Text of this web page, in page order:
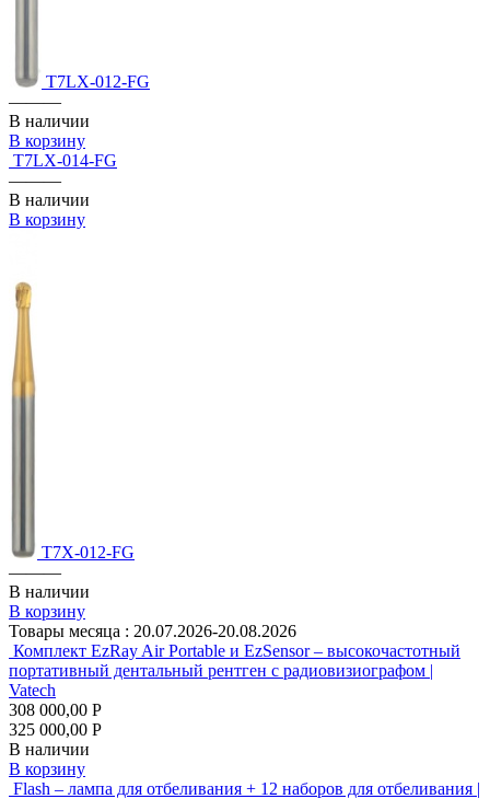
T7LX-012-FG
———
В наличии
В корзину
T7LX-014-FG
———
В наличии
В корзину
T7X-012-FG
———
В наличии
В корзину
Товары месяца : 20.07.2026-20.08.2026
Комплект EzRay Air Portable и EzSensor – высокочастотный
портативный дентальный рентген с радиовизиографом |
Vatech
308 000,00 Р
325 000,00 Р
В наличии
В корзину
Flash – лампа для отбеливания + 12 наборов для отбеливания |